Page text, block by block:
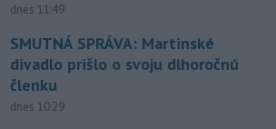
dnes 11:49
SMUTNÁ SPRÁVA: Martinské
divadlo prišlo o svoju dlhoročnú
členku
dnes 10:29